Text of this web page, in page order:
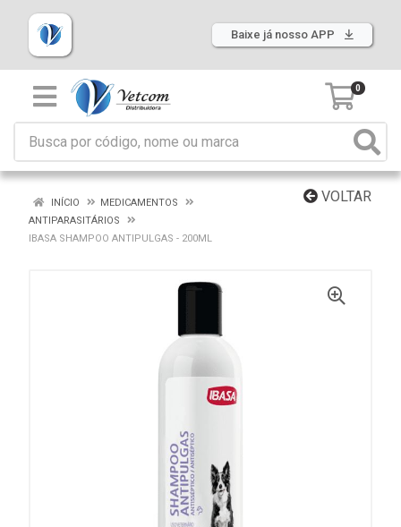
Baixe já nosso APP
0
VOLTAR
INÍCIO
MEDICAMENTOS
ANTIPARASITÁRIOS
IBASA SHAMPOO ANTIPULGAS - 200ML